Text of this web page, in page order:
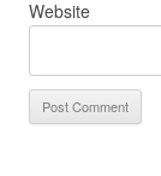
Website